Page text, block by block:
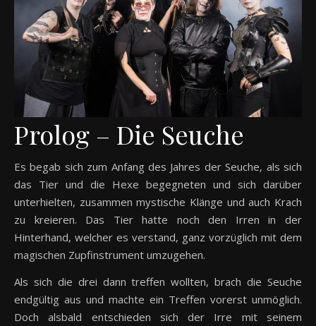
Prolog – Die Seuche
Es begab sich zum Anfang des Jahres der Seuche, als sich
das Tier und die Hexe begegneten und sich darüber
unterhielten, zusammen mystische Klänge und auch Krach
zu kreieren. Das Tier hatte noch den Irren in der
Hinterhand, welcher es verstand, ganz vorzüglich mit dem
magischen Zupfinstrument umzugehen.
Als sich die drei dann treffen wollten, brach die Seuche
endgültig aus und machte ein Treffen vorerst unmöglich.
Doch alsbald entschieden sich der Irre mit seinem